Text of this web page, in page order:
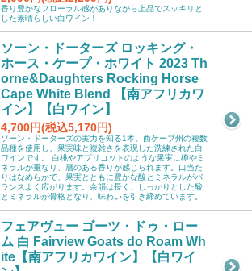
香り豊かなフローラル感がありながら上品でスッキリと
した素晴らしい白ワイン！
ソーン・ドーターズ ロッキング・
ホース・ケープ・ホワイト 2023 Th
orne&Daughters Rocking Horse
Cape White Blend 【南アフリカワ
イン】【白ワイン】
4,700円(税込5,170円)
ソーン・ドーターズの実力を知る1本。西ケープ州の複数
品種を使用し、果実味と複雑さを表現した洗練された白
ワインです。 白桃やアプリコットのような果実に樽やミ
ネラルが重なり、層のある香りが感じられます。口当た
りはなめらかで、果実とともに豊かな酸とミネラルがバ
ランスよく広がります。余韻は長く、しっかりとした酸
とミネラルが骨格となり、味わいを引き締めています。
フェアヴュー ゴーツ・ドゥ・ロー
ム 白 Fairview Goats do Roam Wh
ite【南アフリカワイン】【白ワイ